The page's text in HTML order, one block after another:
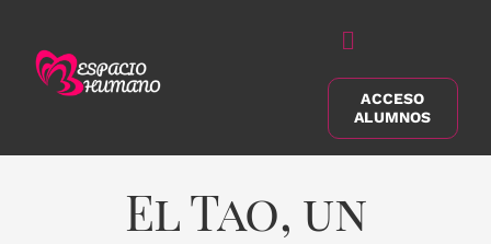
contenido
Alternar
navegación
Buscar:
ACCESO
ALUMNOS
El Tao, un